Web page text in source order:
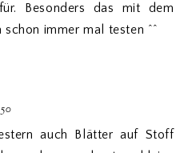
Besonders das mit dem
immer mal testen ^^
auch Blätter auf Stoff